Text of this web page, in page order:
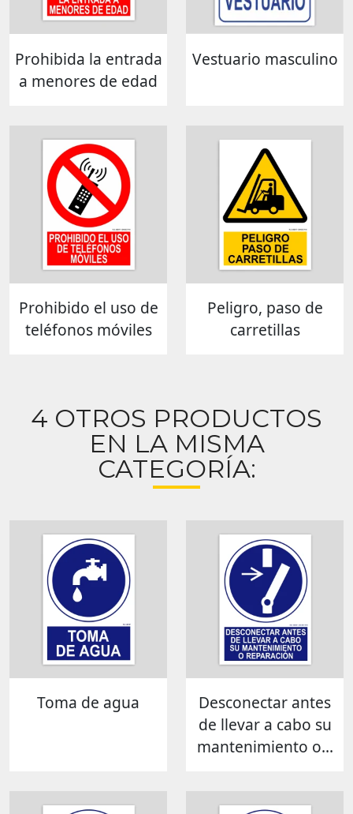
Prohibida la entrada
a menores de edad
Vestuario masculino
Prohibido el uso de
teléfonos móviles
Peligro, paso de
carretillas
4 OTROS PRODUCTOS
EN LA MISMA
CATEGORÍA:
Toma de agua
Desconectar antes
de llevar a cabo su
mantenimiento o...